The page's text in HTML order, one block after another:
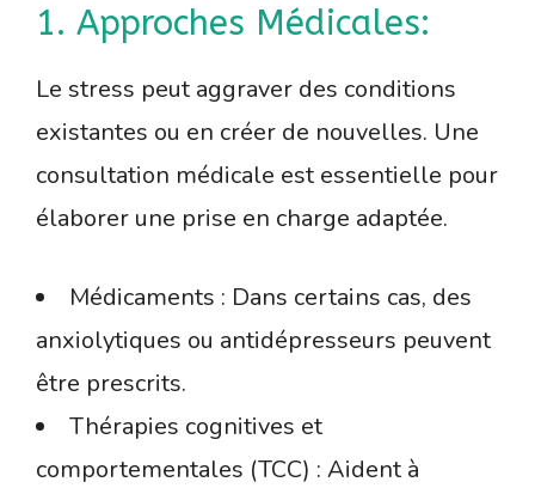
1. Approches Médicales:
Le stress peut aggraver des conditions
existantes ou en créer de nouvelles. Une
consultation médicale est essentielle pour
élaborer une prise en charge adaptée.
Médicaments : Dans certains cas, des
anxiolytiques ou antidépresseurs peuvent
être prescrits.
Thérapies cognitives et
comportementales (TCC) : Aident à